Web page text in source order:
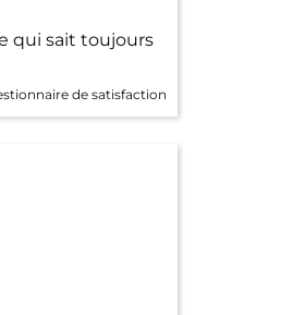
qui sait toujours
de satisfaction